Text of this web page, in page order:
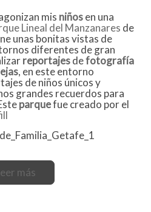
mis niñosen una
Lineal del Manzanares de
unas bonitas vistas de
diferentes de gran
reportajesdefotografía
, en este entorno
de niños únicos y
grandes recuerdos para
parquefue creado por el
más